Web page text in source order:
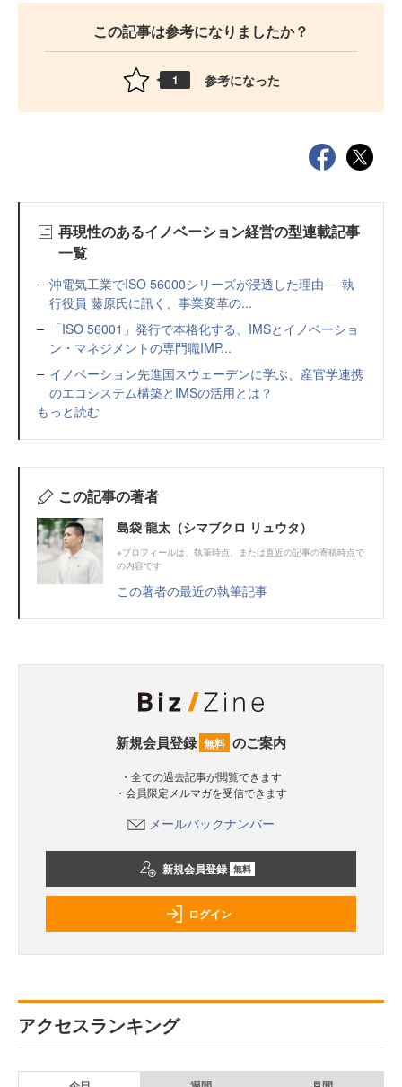
この記事は参考になりましたか？
1 参考になった
再現性のあるイノベーション経営の型連載記事
一覧
沖電気工業でISO 56000シリーズが浸透した理由──執
行役員 藤原氏に訊く、事業変革の...
「ISO 56001」発行で本格化する、IMSとイノベーショ
ン・マネジメントの専門職IMP...
イノベーション先進国スウェーデンに学ぶ、産官学連携
のエコシステム構築とIMSの活用とは？
もっと読む
この記事の著者
島袋 龍太（シマブクロ リュウタ）
※プロフィールは、執筆時点、または直近の記事の寄稿時点で
の内容です
この著者の最近の執筆記事
新規会員登録 無料 のご案内
・全ての過去記事が閲覧できます
・会員限定メルマガを受信できます
メールバックナンバー
新規会員登録 無料
ログイン
アクセスランキング